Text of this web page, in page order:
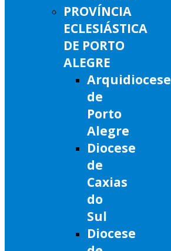
PROVÍNCIA
ECLESIÁSTICA
DE PORTO
ALEGRE
Arquidiocese
de
Porto
Alegre
Diocese
de
Caxias
do
Sul
Diocese